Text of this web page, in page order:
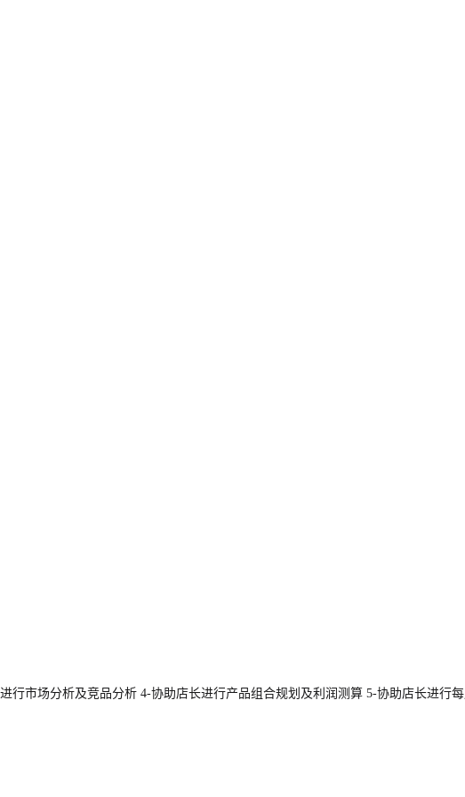
行市场分析及竞品分析 4-协助店长进行产品组合规划及利润测算 5-协助店长进行